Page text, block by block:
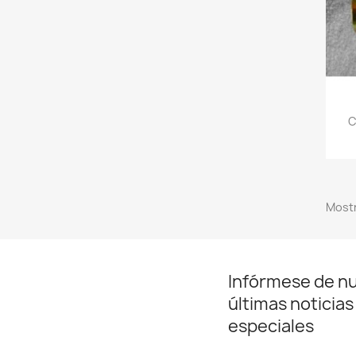
Infórmese de
últimas
especiales